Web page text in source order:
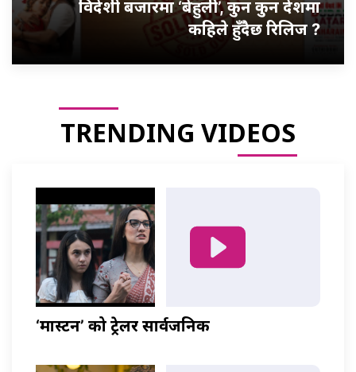
विदेशी बजारमा ‘बेहुली’, कुन कुन देशमा
कहिले हुँदैछ रिलिज ?
TRENDING VIDEOS
‘मास्टर्नी’ को ट्रेलर सार्वजनिक